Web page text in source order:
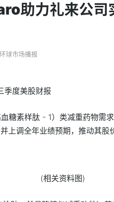
助力礼来公司
环球市场播报
季度美股财报
糖素样肽 - 1）类减重药物需
上调全年业绩预期，推动其股
(相关资料图)